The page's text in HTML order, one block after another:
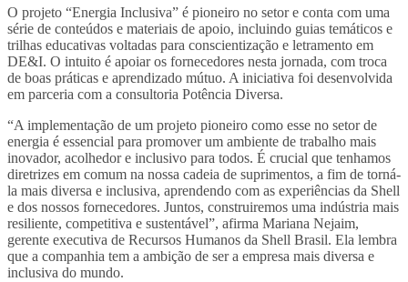
O projeto “Energia Inclusiva” é pioneiro no setor e conta com uma
série de conteúdos e materiais de apoio, incluindo guias temáticos e
trilhas educativas voltadas para conscientização e letramento em
DE&I. O intuito é apoiar os fornecedores nesta jornada, com troca
de boas práticas e aprendizado mútuo. A iniciativa foi desenvolvida
em parceria com a consultoria Potência Diversa.
“A implementação de um projeto pioneiro como esse no setor de
energia é essencial para promover um ambiente de trabalho mais
inovador, acolhedor e inclusivo para todos. É crucial que tenhamos
diretrizes em comum na nossa cadeia de suprimentos, a fim de torná-
la mais diversa e inclusiva, aprendendo com as experiências da Shell
e dos nossos fornecedores. Juntos, construiremos uma indústria mais
resiliente, competitiva e sustentável”, afirma Mariana Nejaim,
gerente executiva de Recursos Humanos da Shell Brasil. Ela lembra
que a companhia tem a ambição de ser a empresa mais diversa e
inclusiva do mundo.